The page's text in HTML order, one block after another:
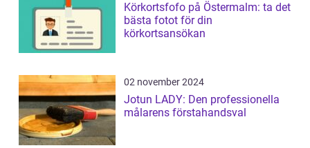
Körkortsfofo på Östermalm: ta det
bästa fotot för din
körkortsansökan
02 november 2024
Jotun LADY: Den professionella
målarens förstahandsval